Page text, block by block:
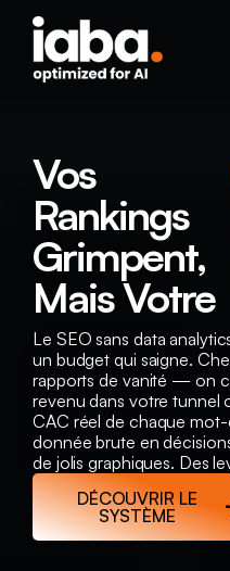
Vos
Rankings
Grimpent,
Mais Votre
Le SEO sans data
un budget qui saigne.
rapports de vanité — on
revenu dans votre tunnel
CAC réel de chaque
donnée brute en
de jolis graphiques. Des
DÉCOUVRIR LE
SYSTÈME